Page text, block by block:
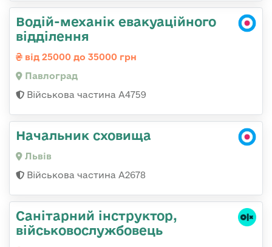
Водій-механік евакуаційного
відділення
від 25000 до 35000 грн
Павлоград
Військова частина А4759
Начальник сховища
Львів
Військова частина А2678
Санітарний інструктор,
військовослужбовець